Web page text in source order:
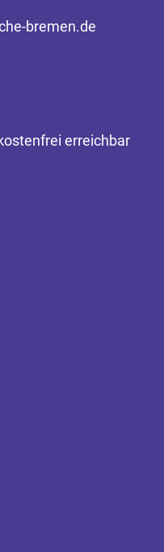
bremen.de
erreichbar